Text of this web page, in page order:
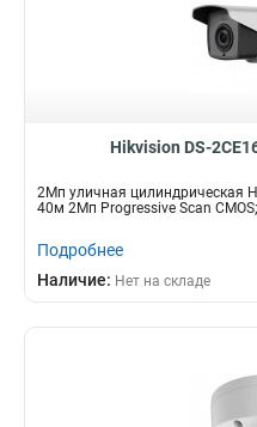
Hikvision DS-
2Мп уличная цилиндрическая
40м 2Мп Progressive Scan
Подробнее
Наличие: Нет на складе